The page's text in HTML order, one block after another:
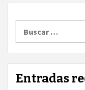
Entradas